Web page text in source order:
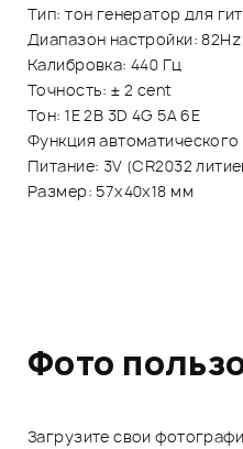
Тип: тон генератор для
Диапазон настройки:
Калибровка: 440 Гц
Точность: ± 2 cent
Тон: 1E 2B 3D 4G 5A 6E
Функция
Питание: 3V (CR2032
Размер: 57х40х18 мм
Фото
Загрузите свои